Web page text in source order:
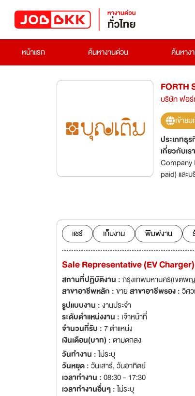
หน้าแรก
ค้นหางานด่วน ค้นหาง
FORTH
บริษัท ฟอร์
เข้าช
ประเภทธุ
เกี่ยวกับเร
Company
paid) และ
แม่นยำแ
เงินออน
แชร์ เก็บงาน พิมพ์งาน
Sale Representative (EV Charger)
สถานที่ปฏิบัติงาน :กรุงเทพมหานคร(เขตพ
สาขาอาชีพหลัก :ขายสาขาอาชีพรอง :วิศ
รูปแบบงาน :งานประจำ
ระดับตำแหน่งงาน : เจ้าหน้าที่
จำนวนที่รับ :7 ตำแหน่ง
เงินเดือน(บาท) :ตามตกลง
วันทำงาน :ไม่ระบุ
วันหยุด :วันเสาร์,วันอาทิตย์
เวลาทำงาน :08:30 - 17:30
เวลาทำงานอื่นๆ :ไม่ระบุ